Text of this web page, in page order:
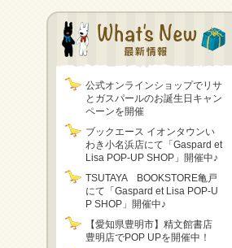
公式オンラインショップでリサ
とガスパールのお誕生日キャン
ペーンを開催
ブックエース イオンタウンい
わき小名浜店にて「Gaspard et
Lisa POP-UP SHOP」開催中♪
TSUTAYA BOOKSTORE亀戸
にて「Gaspard et Lisa POP-U
P SHOP」開催中♪
【愛知県豊明市】精文館書店
豊明店でPOP UPを開催中！